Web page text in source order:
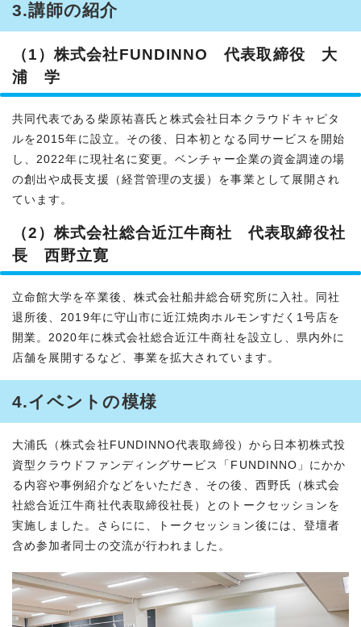
3.講師の紹介
（1）株式会社FUNDINNO 代表取締役 大
浦 学
共同代表である柴原祐喜氏と株式会社日本クラウドキャピタ
ルを2015年に設立。その後、日本初となる同サービスを開始
し、2022年に現社名に変更。ベンチャー企業の資金調達の場
の創出や成長支援（経営管理の支援）を事業として展開され
ています。
（2）株式会社総合近江牛商社 代表取締役社
長 西野立寛
立命館大学を卒業後、株式会社船井総合研究所に入社。同社
退所後、2019年に守山市に近江焼肉ホルモンすだく1号店を
開業。2020年に株式会社総合近江牛商社を設立し、県内外に
店舗を展開するなど、事業を拡大されています。
4.イベントの模様
大浦氏（株式会社FUNDINNO代表取締役）から日本初株式投
資型クラウドファンディングサービス「FUNDINNO」にかか
る内容や事例紹介などをいただき、その後、西野氏（株式会
社総合近江牛商社代表取締役社長）とのトークセッションを
実施しました。さらにに、トークセッション後には、登壇者
含め参加者同士の交流が行われました。